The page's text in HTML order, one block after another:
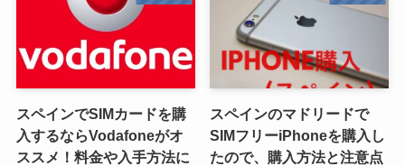
スペインでSIMカードを購
入するならVodafoneがオ
ススメ！料金や入手方法に
スペインのマドリードで
SIMフリーiPhoneを購入し
たので、購入方法と注意点